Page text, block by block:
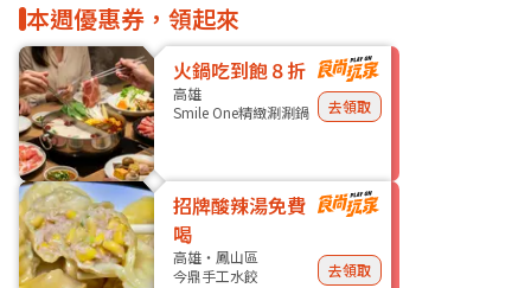
本週優惠券，領起來
火鍋吃到飽８折
高雄
Smile One精緻涮涮鍋
去領取
招牌酸辣湯免費
喝
高雄・鳳山區
今鼎手工水餃
去領取